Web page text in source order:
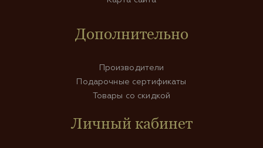
Дополнительно
Производители
Подарочные сертификаты
Товары со скидкой
Личный кабинет